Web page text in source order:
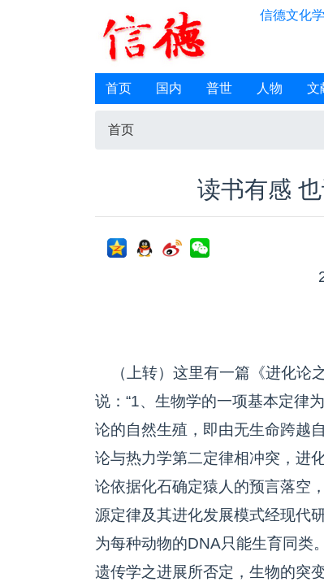
信德文化
首页 国内 普世 人物 文
首页
读书有感
（上转）这里有一篇《进化论
说：“1、生物学的一项基本定律
论的自然生殖，即由无生命跨越
论与热力学第二定律相冲突，进
论依据化石确定猿人的预言落空
源定律及其进化发展模式经现代
为每种动物的DNA只能生育同类
遗传学之进展所否定，生物的突